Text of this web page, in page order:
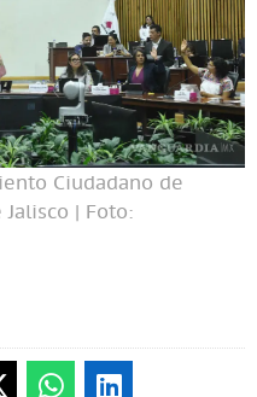
Ciudadano de
| Foto: